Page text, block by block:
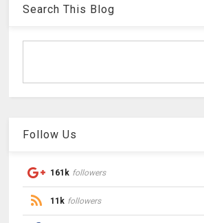
Search This Blog
Follow Us
161k followers
11k followers